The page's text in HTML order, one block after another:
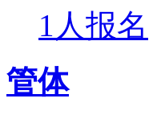
1人报名
管体